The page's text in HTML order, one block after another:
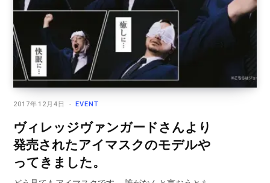
EVENT
2017年12月4日
ヴィレッジヴァンガードさんより
発売されたアイマスクのモデルや
ってきました。